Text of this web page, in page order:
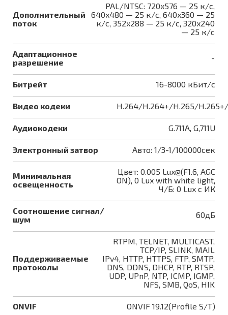
Дополнительный
поток
PAL/NTSC: 720x576 — 25 к/с,
640x480 — 25 к/с, 640x360 — 25
к/с, 352x288 — 25 к/с, 320x240
— 25 к/с
Адаптационное
разрешение
-
Битрейт 16-8000 кБит/с
Видео кодеки H.264/H.264+/H.265/H.265+/
Аудиокодеки G.711A, G,711U
Электронный затвор Авто: 1/3-1/100000сек
Минимальная
освещенность
Цвет: 0.005 Lux@(F1.6, AGC
ON), 0 Lux with white light,
Ч/Б: 0 Lux с ИК
Соотношение сигнал/
шум
60дБ
Поддерживаемые
протоколы
RTPM, TELNET, MULTICAST,
TCP/IP, SLINK, MAIL
IPv4, HTTP, HTTPS, FTP, SMTP,
DNS, DDNS, DHCP, RTP, RTSP,
UDP, UPnP, NTP, ICMP, IGMP,
NFS, SMB, QoS, HIK
ONVIF ONVIF 19.12(Profile S/T)